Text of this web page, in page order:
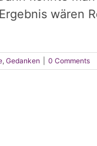
wären
, Gedanken 0 Comments